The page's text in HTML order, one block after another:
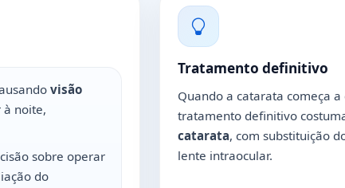
visão
à noite,
sobre operar
do
Tratamento definitivo
Quando a catarata começa
tratamento definitivo
catarata, com substituição
lente intraocular.